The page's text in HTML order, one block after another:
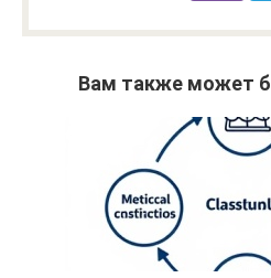
Вам также может